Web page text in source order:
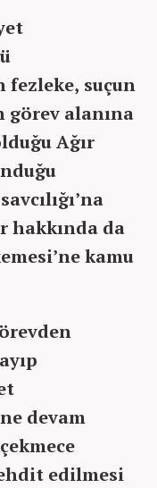
fezleke, suçun
görev alanına
Ağır
hakkında da
kamu
devam
edilmesi